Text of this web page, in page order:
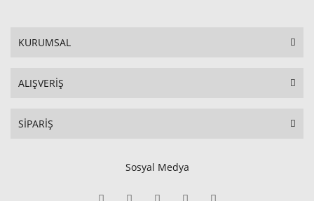
KURUMSAL
ALIŞVERİŞ
SİPARİŞ
Sosyal Medya